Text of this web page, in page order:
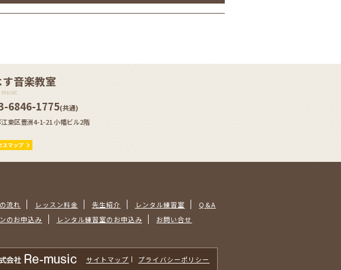
す音楽教室
music
6846-1775(共通)
東区豊洲4-1-21 小幡ビル2階
スマップ
流れ レッスン料金 先生紹介 レンタル練習室
Q&A
のお申込み
レンタル練習室のお申込み お問い合せ
サイトマップ プライバシーポリシー